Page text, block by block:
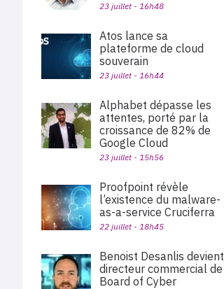
23 juillet - 16h48
Atos lance sa
plateforme de cloud
souverain
23 juillet - 16h44
Alphabet dépasse les
attentes, porté par la
croissance de 82% de
Google Cloud
23 juillet - 15h56
Proofpoint révèle
l’existence du malware-
as-a-service Cruciferra
22 juillet - 18h45
Benoist Desanlis devient
directeur commercial de
Board of Cyber